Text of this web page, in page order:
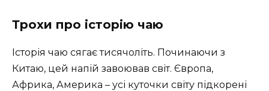
Трохи про історію чаю
Історія чаю сягає тисячоліть. Починаючи з
Китаю, цей напій завоював світ. Європа,
Африка, Америка – усі куточки світу підкорені